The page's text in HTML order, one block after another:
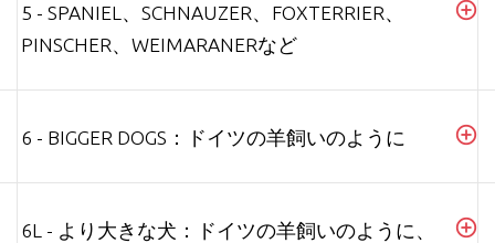
5 - SPANIEL、SCHNAUZER、FOXTERRIER、
PINSCHER、WEIMARANERなど
6 - BIGGER DOGS：ドイツの羊飼いのように
6L - より大きな犬：ドイツの羊飼いのように、